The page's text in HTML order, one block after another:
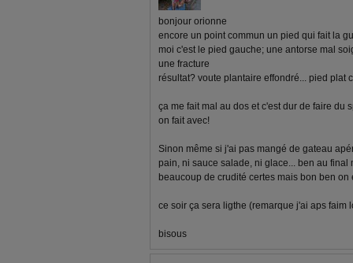
bonjour orionne
encore un point commun un pied qui fait la
moi c'est le pied gauche; une antorse mal
une fracture
résultat? voute plantaire effondré... pied plat
ça me fait mal au dos et c'est dur de faire du
on fait avec!
Sinon même si j'ai pas mangé de gateau
pain, ni sauce salade, ni glace... ben au final
beaucoup de crudité certes mais bon ben
ce soir ça sera ligthe (remarque j'ai aps faim
bisous